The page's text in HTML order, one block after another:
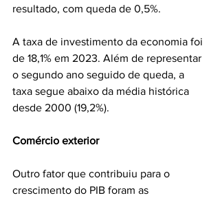
resultado, com queda de 0,5%.
A taxa de investimento da economia foi
de 18,1% em 2023. Além de representar
o segundo ano seguido de queda, a
taxa segue abaixo da média histórica
desde 2000 (19,2%).
Comércio exterior
Outro fator que contribuiu para o
crescimento do PIB foram as